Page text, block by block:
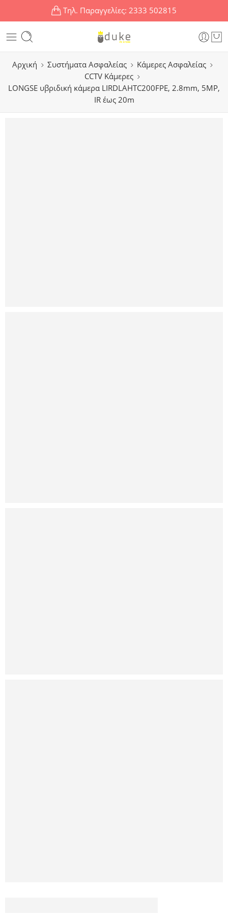
Τηλ. Παραγγελίες: 2333 502815
Αρχική Συστήματα Ασφαλείας
Κάμερες Ασφαλείας
CCTV Κάμερες
LONGSE υβριδική κάμερα LIRDLAHTC200FPE, 2.8mm, 5MP,
IR έως 20m